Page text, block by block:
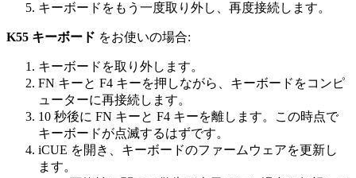
キーボードをもう一度取り外し、再度接続します。
K55 キーボード をお使いの場合:
キーボードを取り外します。
FN キーと F4 キーを押しながら、キーボードをコンピ
ューターに再接続します。
10 秒後に FN キーと F4 キーを離します。この時点で
キーボードが点滅するはずです。
iCUE を開き、キーボードのファームウェアを更新し
ます。